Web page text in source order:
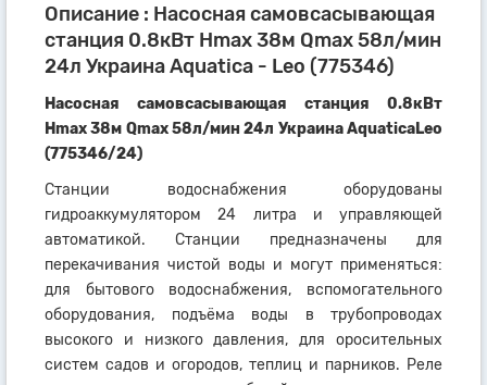
Описание : Насосная самовсасывающая
станция 0.8кВт Hmax 38м Qmax 58л/мин
24л Украина Aquatica - Leo (775346)
Насосная самовсасывающая станция 0.8кВт
Hmax 38м Qmax 58л/мин 24л Украина AquaticaLeo
(775346/24)
Станции водоснабжения оборудованы
гидроаккумулятором 24 литра и управляющей
автоматикой. Станции предназначены для
перекачивания чистой воды и могут применяться:
для бытового водоснабжения, вспомогательного
оборудования, подъёма воды в трубопроводах
высокого и низкого давления, для оросительных
систем садов и огородов, теплиц и парников. Реле